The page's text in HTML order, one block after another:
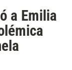
a Emilia